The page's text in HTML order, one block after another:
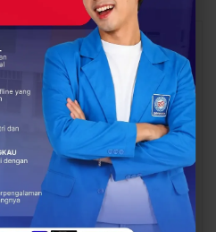
All
OPINI DOSEN
Pengembangan Dosen